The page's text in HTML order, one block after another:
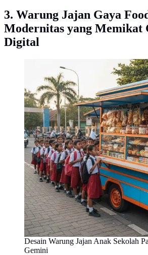
3. Warung Jajan Gaya
Modernitas yang Memikat
Digital
Desain Warung Jajan Anak Sekolah
Gemini